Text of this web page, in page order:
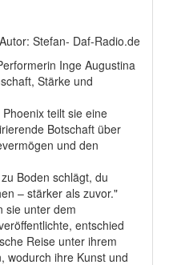
Autor: Stefan- Daf-Radio.de
Inge Augustina
Stärke und
teilt sie eine
Botschaft über
und den
Boden schlägt, du
– stärker als zuvor."
sie unter dem
entschied
Reise unter ihrem
wodurch ihre Kunst und